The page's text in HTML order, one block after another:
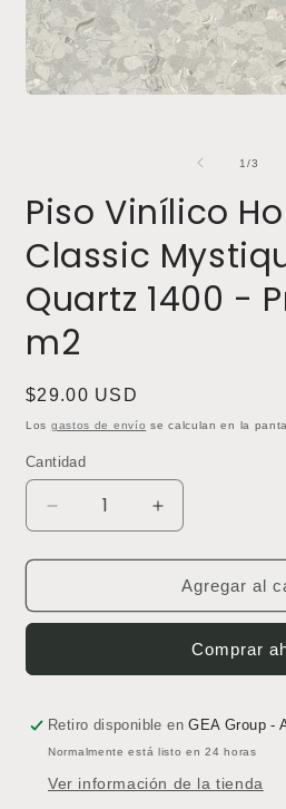
ventana
modal
1/de
3
Piso Vinílico
Classic
Quartz 1400 -
m2
Precio
habitual
$29.00 USD
Los gastos de envío se calculan en la
Cantidad
Reducir
cantidad
para
Vinílico
Mystique
Quartz
1400
-
Precio
Aumentar
cantidad
para
Piso
Vinílico
Classic
Mystique
Quartz
1400
Precio
Agregar al
Comprar
Retiro disponible enGEA Group -
Normalmente está listo en 24 horas
Ver información de la tienda